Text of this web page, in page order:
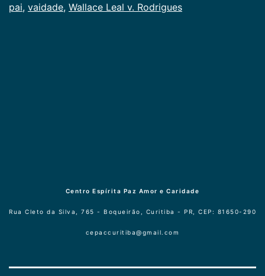
pai, vaidade, Wallace Leal v. Rodrigues
Centro Espírita Paz Amor e Caridade
Rua Cleto da Silva, 765 - Boqueirão, Curitiba - PR, CEP: 81650-290
cepaccuritiba@gmail.com